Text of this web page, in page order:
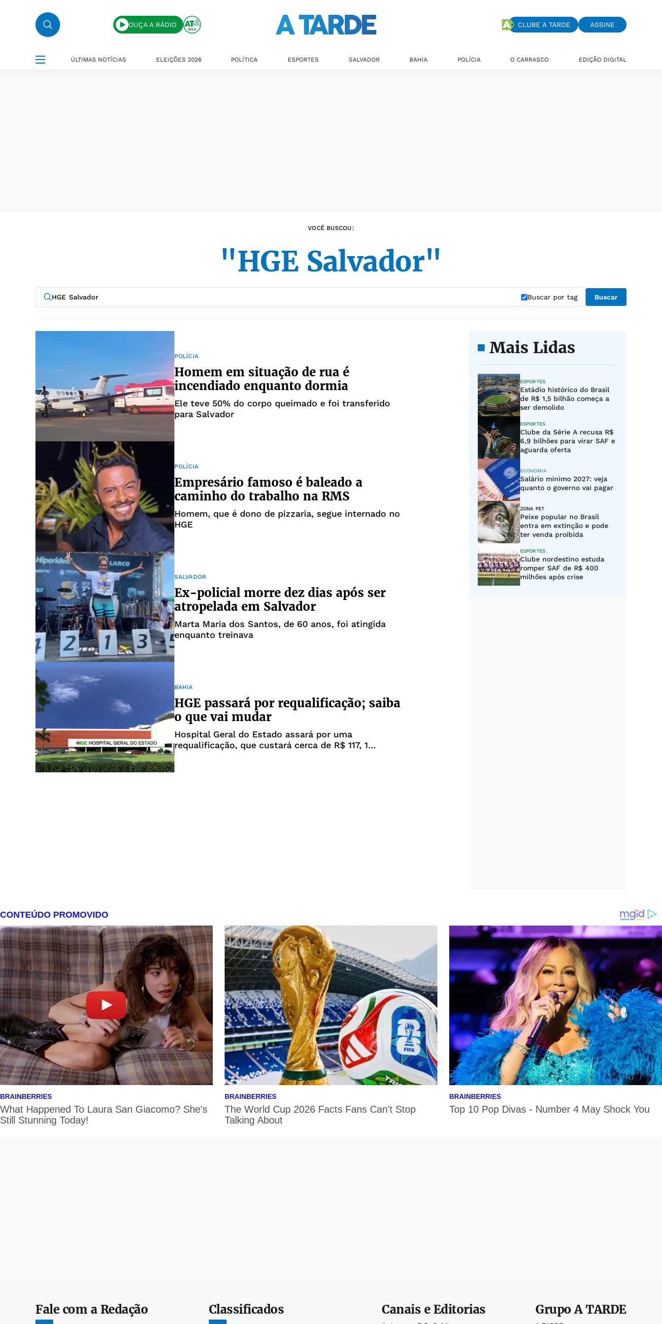
OUÇA A RÁDIO CLUBE A TARDE ASSINE
ÚLTIMAS NOTÍCIAS ELEIÇÕES 2026 POLÍTICA ESPORTES SALVADOR BAHIA POLÍCIA O CARRASCO EDIÇÃO DIGITAL
VOCÊ BUSCOU:
"HGE Salvador"
Buscar por tag Buscar
POLÍCIA
Homem em situação de rua é
incendiado enquanto dormia
Ele teve 50% do corpo queimado e foi transferido
para Salvador
POLÍCIA
Empresário famoso é baleado a
caminho do trabalho na RMS
Homem, que é dono de pizzaria, segue internado no
HGE
SALVADOR
Ex-policial morre dez dias após ser
atropelada em Salvador
Marta Maria dos Santos, de 60 anos, foi atingida
enquanto treinava
BAHIA
HGE passará por requalificação; saiba
o que vai mudar
Hospital Geral do Estado assará por uma
requalificação, que custará cerca de R$ 117, 1
Mais Lidas
ESPORTES
Estádio histórico do Brasil
de R$ 1,5 bilhão começa a
ser demolido
ESPORTES
Clube da Série A recusa R$
6,9 bilhões para virar SAF e
aguarda oferta
ECONOMIA
Salário mínimo 2027: veja
quanto o governo vai pagar
ZONA PET
Peixe popular no Brasil
entra em extinção e pode
ter venda proibida
ESPORTES
Clube nordestino estuda
romper SAF de R$ 400
milhões após crise
Fale com a Redação Classificados Canais e Editorias GrupoA TARDE